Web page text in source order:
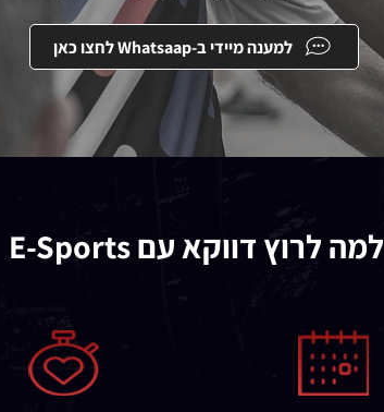
למענה מיידי ב-Whatsaap לחצו כאן
למה לרוץ דווקא עם E-Sports